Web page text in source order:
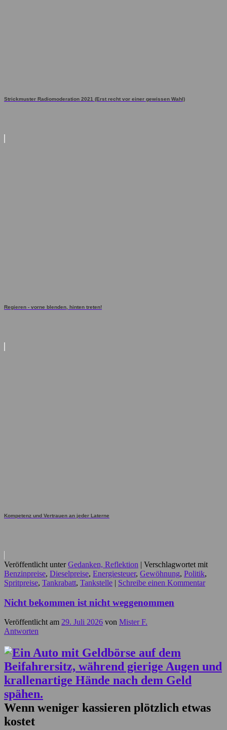
Strickmuster Radiomoderation 2021 (Erst recht vor einer gewissen Wahl)
Regieren - vorne blenden, hinten treten!
Kompetenz und Vertrauen an jeder Laterne
Veröffentlicht unter Gedanken, Reflektion | Verschlagwortet mit
Benzinpreise, Dieselpreise, Energiesteuer, Gewöhnung, Politik,
Spritpreise, Tankrabatt, Tankstelle | Schreibe einen Kommentar
Nicht bekommen ist nicht weggenommen
Veröffentlicht am 29. Juli 2026 von Mister F.
Antworten
Wenn weniger kassieren plötzlich etwas
kostet